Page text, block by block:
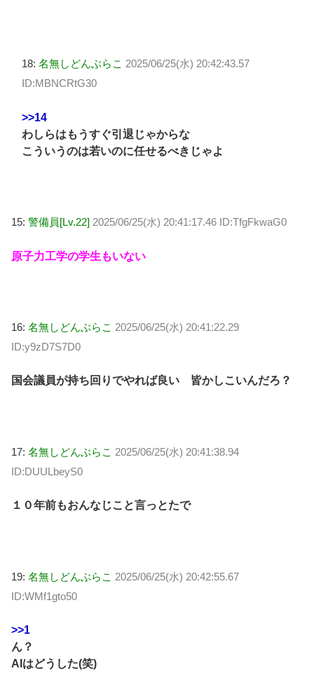
18: 名無しどんぶらこ 2025/06/25(水) 20:42:43.57
ID:MBNCRtG30
>>14
わしらはもうすぐ引退じゃからな
こういうのは若いのに任せるべきじゃよ
15: 警備員[Lv.22] 2025/06/25(水) 20:41:17.46 ID:TfgFkwaG0
原子力工学の学生もいない
16: 名無しどんぶらこ 2025/06/25(水) 20:41:22.29
ID:y9zD7S7D0
国会議員が持ち回りでやれば良い 皆かしこいんだろ？
17: 名無しどんぶらこ 2025/06/25(水) 20:41:38.94
ID:DUULbeyS0
１０年前もおんなじこと言っとたで
19: 名無しどんぶらこ 2025/06/25(水) 20:42:55.67
ID:WMf1gto50
>>1
ん？
AIはどうした(笑)